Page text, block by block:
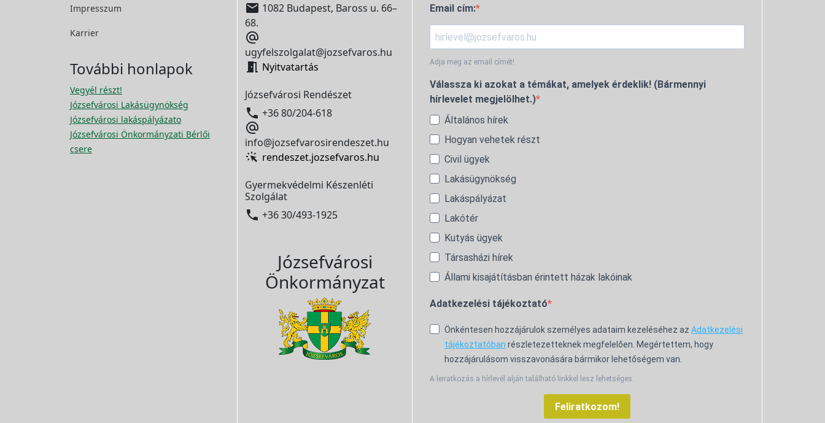
Impresszum
Karrier
További honlapok
Vegyél részt!
Józsefvárosi Lakásügynökség
Józsefvárosi lakáspályázato
Józsefvárosi Önkormányzati Bérlői
csere
 1082 Budapest, Baross u. 66–
68.

ugyfelszolgalat@jozsefvaros.hu
 Nyitvatartás
Józsefvárosi Rendészet
 +36 80/204-618

info@jozsefvarosirendeszet.hu
rendeszet.jozsefvaros.hu
Gyermekvédelmi Készenléti
Szolgálat
 +36 30/493-1925
Józsefvárosi
Önkormányzat
Email cím:
Adja meg az email címét!
Válassza ki azokat a témákat, amelyek érdeklik! (Bármennyi
hírlevelet megjelölhet.)
Általános hírek
Hogyan vehetek részt
Civil ügyek
Lakásügynökség
Lakáspályázat
Lakótér
Kutyás ügyek
Társasházi hírek
Állami kisajátításban érintett házak lakóinak
Adatkezelési tájékoztató
Önkéntesen hozzájárulok személyes adataim kezeléséhez az Adatkezelési
tájékoztatóban részletezetteknek megfelelően. Megértettem, hogy
hozzájárulásom visszavonására bármikor lehetőségem van.
A leiratkozás a hírlevél alján található linkkel lesz lehetséges.
Feliratkozom!